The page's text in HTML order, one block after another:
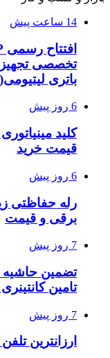
14 ساعت پیش
تخصصی
باتری
6 روز پیش
قیمت خرید
6 روز پیش
رله حفاظتی
برقی و قیمت
7 روز پیش
تضمین حاشیه
تامین
7 روز پیش
ارزانترین